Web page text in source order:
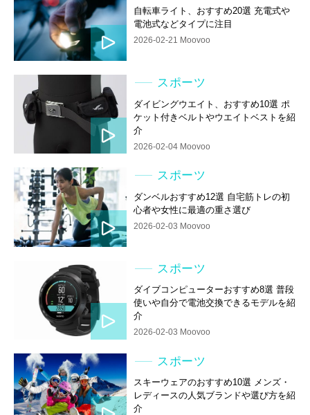
自転車ライト、おすすめ20選 充電式や
電池式などタイプに注目
2026-02-21 Moovoo
スポーツ
ダイビングウエイト、おすすめ10選 ポ
ケット付きベルトやウエイトベストを紹
介
2026-02-04 Moovoo
スポーツ
ダンベルおすすめ12選 自宅筋トレの初
心者や女性に最適の重さ選び
2026-02-03 Moovoo
スポーツ
ダイブコンピューターおすすめ8選 普段
使いや自分で電池交換できるモデルを紹
介
2026-02-03 Moovoo
スポーツ
スキーウェアのおすすめ10選 メンズ・
レディースの人気ブランドや選び方を紹
介